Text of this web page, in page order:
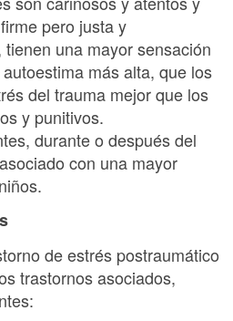
pero justa y
una mayor sensación
más alta, que los
del trauma mejor que los
y punitivos.
durante o después del
con una mayor
de estrés postraumático
trastornos asociados,